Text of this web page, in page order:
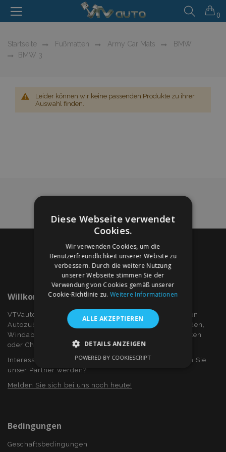
0
Startseite Fußmatten Army Car Mats
BMW
BMW 3
Leider können wir keine passenden Produkte zu ihrer
Auswahl finden.
Willkommen Bei VTVauto.at
VTVauto ist ein Einzelhändler und ein Großhändler von
Autozubehör wie z.B.: Radkappen, bzw. Radzierblenden,
Windabweiser für Seitenfenster, Sitzbezüge, Fuβmatten
oder Chromrahmen und Chromabdeckung...
Interessieren Sie sich für Dropshiping? Oder möchten Sie
unser Partner werden?
Melden Sie sich bei uns noch heute!
Bedingungen
Geschäftsbedingungen
Diese Webseite verwendet
Cookies.
Wir verwenden Cookies, um die
Benutzerfreundlichkeit unserer Website zu
verbessern. Durch die weitere Nutzung
unserer Webseite stimmen Sie der
Verwendung von Cookies gemäß unserer
Cookie-Richtlinie zu.Weitere Informationen
ALLE AKZEPTIEREN
DETAILS ANZEIGEN
PERFORMANCE
Unbedingt erforderlich
POWERED BY COOKIESCRIPT